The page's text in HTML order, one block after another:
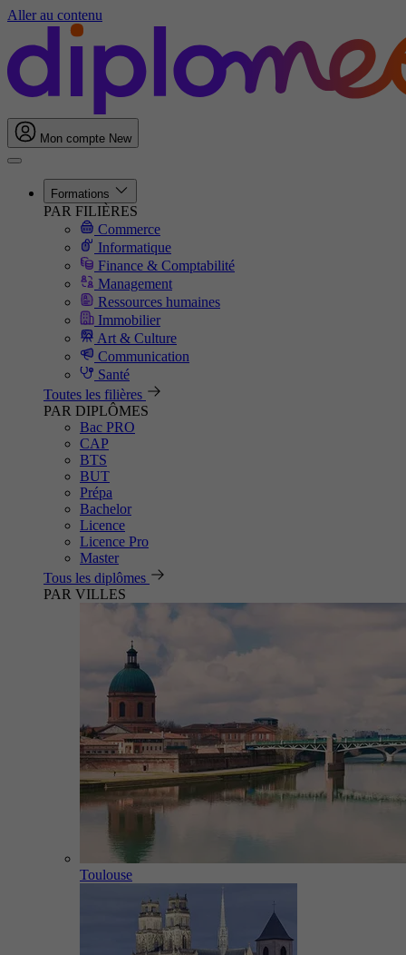
Aller au contenu
Mon compte New
Formations
PAR FILIÈRES
Commerce
Informatique
Finance & Comptabilité
Management
Ressources humaines
Immobilier
Art & Culture
Communication
Santé
Toutes les filières
PAR DIPLÔMES
Bac PRO
CAP
BTS
BUT
Prépa
Bachelor
Licence
Licence Pro
Master
Tous les diplômes
PAR VILLES
Toulouse